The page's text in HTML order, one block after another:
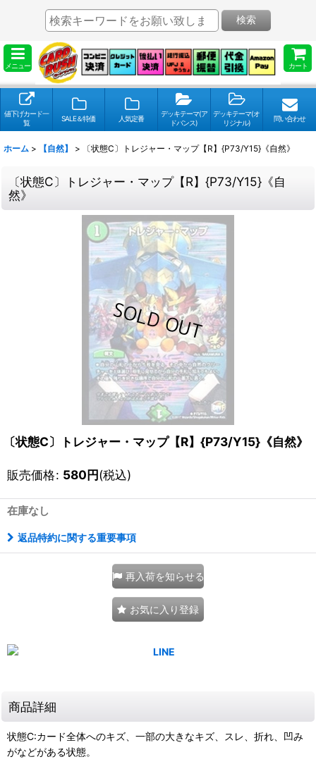
メニュー カート
検索
値下げカード一
覧
SALE＆特価 人気定番
デッキテーマ(ア
ドバンス)
デッキテーマ(オ
リジナル)
問い合わせ
ホーム > 【自然】 > 〔状態C〕トレジャー・マップ【R】{P73/Y15}《自然》
〔状態C〕トレジャー・マップ【R】{P73/Y15}《自
然》
〔状態C〕トレジャー・マップ【R】{P73/Y15}《自然》
販売価格: 580円(税込)
在庫なし
返品特約に関する重要事項
再入荷を知らせる
お気に入り登録
商品詳細
状態C:カード全体へのキズ、一部の大きなキズ、スレ、折れ、凹み
がなどがある状態。